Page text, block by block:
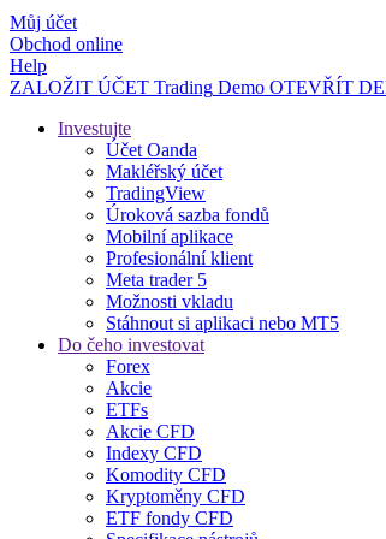
Můj účet
Obchod online
Help
ZALOŽIT ÚČET Trading Demo OTEVŘÍT
Investujte
Účet Oanda
Makléřský účet
TradingView
Úroková sazba fondů
Mobilní aplikace
Profesionální klient
Meta trader 5
Možnosti vkladu
Stáhnout si aplikaci nebo MT5
Do čeho investovat
Forex
Akcie
ETFs
Akcie CFD
Indexy CFD
Komodity CFD
Kryptoměny CFD
ETF fondy CFD